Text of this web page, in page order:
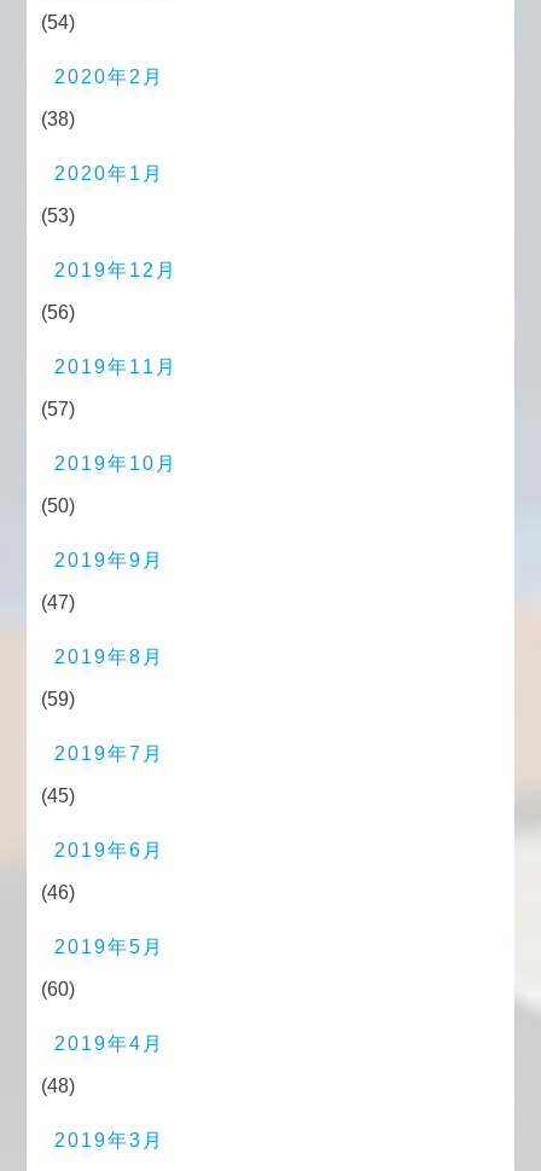
(54)
2020年2月
(38)
2020年1月
(53)
2019年12月
(56)
2019年11月
(57)
2019年10月
(50)
2019年9月
(47)
2019年8月
(59)
2019年7月
(45)
2019年6月
(46)
2019年5月
(60)
2019年4月
(48)
2019年3月